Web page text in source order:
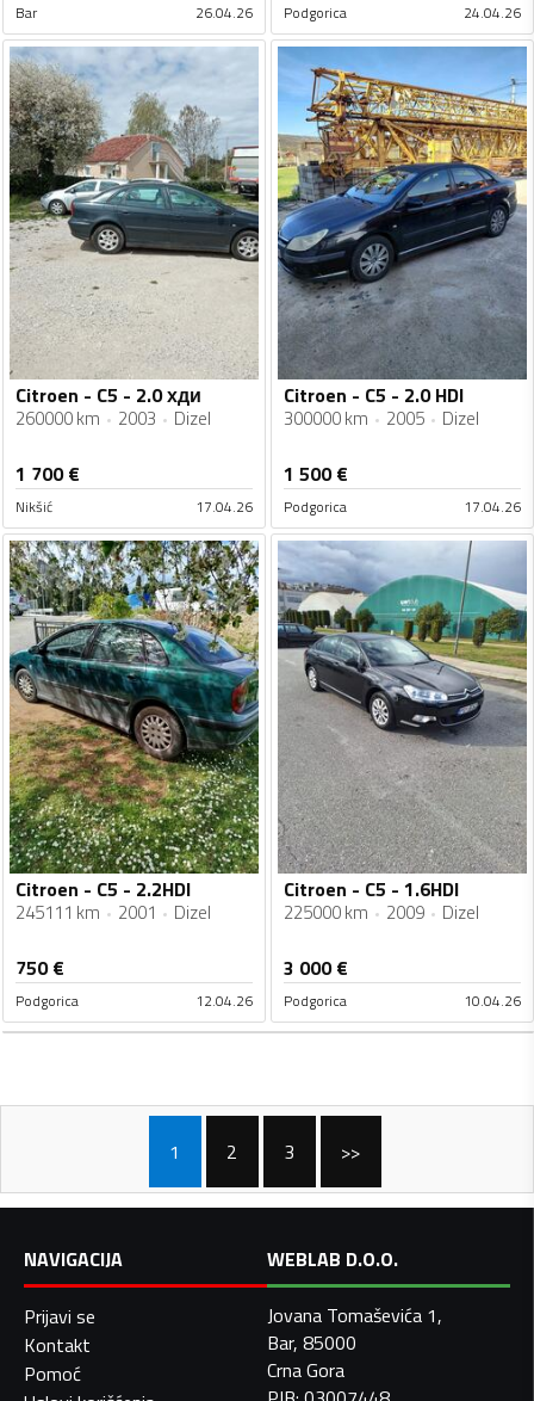
Bar 26.04.26 Podgorica 24.04.26
Citroen - C5 - 2.0 хди
260000 km 2003 Dizel
1 700€
Nikšić 17.04.26
Citroen - C5 - 2.0 HDI
300000 km 2005 Dizel
1 500€
Podgorica 17.04.26
Citroen - C5 - 2.2HDI
245111 km 2001 Dizel
750€
Podgorica 12.04.26
Citroen - C5 - 1.6HDI
225000 km 2009 Dizel
3 000€
Podgorica 10.04.26
1 2 3 >>
NAVIGACIJA
Prijavi se
Kontakt
Pomoć
WEBLAB D.O.O.
Jovana Tomaševića 1,
Bar, 85000
Crna Gora